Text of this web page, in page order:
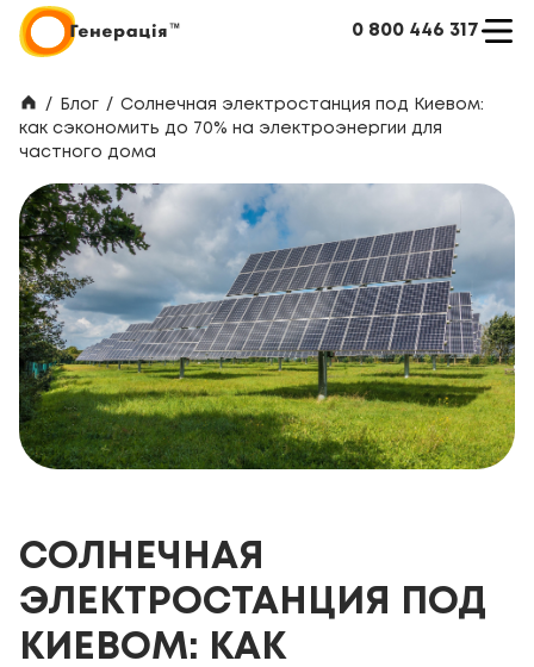
0 800 446 317
/ Блог / Солнечная электростанция под Киевом:
как сэкономить до 70% на электроэнергии для
частного дома
СОЛНЕЧНАЯ
ЭЛЕКТРОСТАНЦИЯ ПОД
КИЕВОМ: КАК